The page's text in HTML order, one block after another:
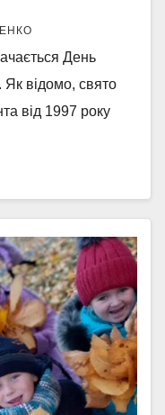
День
Як відомо, свято
від 1997 року